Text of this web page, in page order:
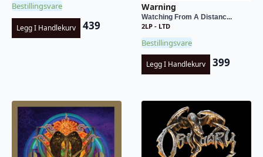
Bestillingsvare
Legg I Handlekurv 439
Warning
Watching From A Distanc...
2LP - LTD
Bestillingsvare
Legg I Handlekurv 399